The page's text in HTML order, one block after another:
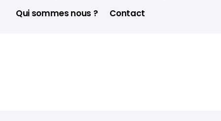
Qui sommes nous ?
Contact